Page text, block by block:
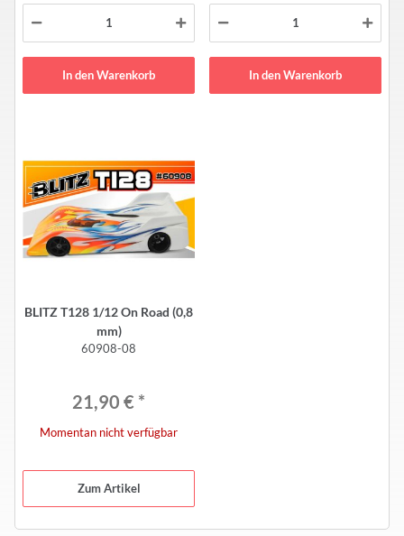
In den Warenkorb In den Warenkorb
BLITZ T128 1/12 On Road (0,8
mm)
60908-08
21,90 € *
Momentan nicht verfügbar
Zum Artikel